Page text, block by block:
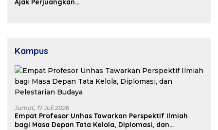
Ajak Perjuangkan
Kampus
Jumat, 17 Juli 2026
Empat Profesor Unhas Tawarkan Perspektif Ilmiah
bagi Masa Depan Tata Kelola, Diplomasi, dan